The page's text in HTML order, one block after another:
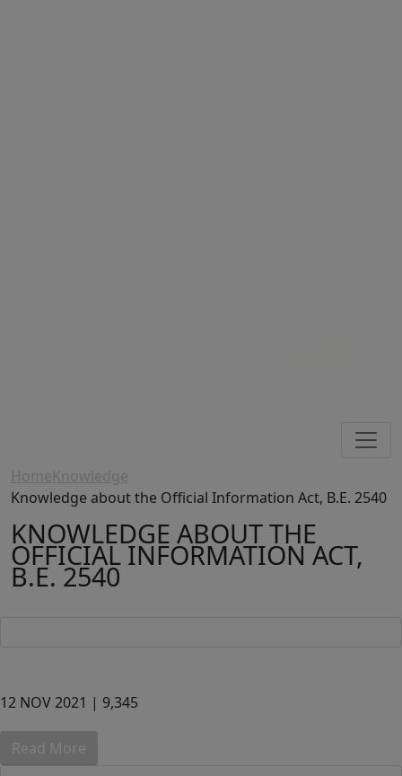
HomeKnowledge
Knowledge about the Official Information Act, B.E. 2540
KNOWLEDGE ABOUT THE
OFFICIAL INFORMATION ACT,
B.E. 2540
12 NOV 2021 | 9,345
Read More